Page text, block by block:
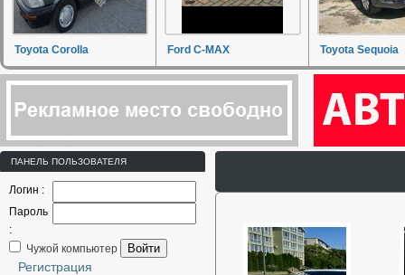
Toyota Corolla Ford C-MAX Toyota Sequoia
ПАНЕЛЬ ПОЛЬЗОВАТЕЛЯ
Логин :
Пароль
:
Чужой компьютер
Войти
Регистрация